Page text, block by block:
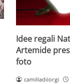
Idee regali
Artemide
foto
camilladiiorgi